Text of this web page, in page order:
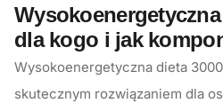
dla kogo i jak
Wysokoenergetyczna dieta
skutecznym rozwiązaniem dla